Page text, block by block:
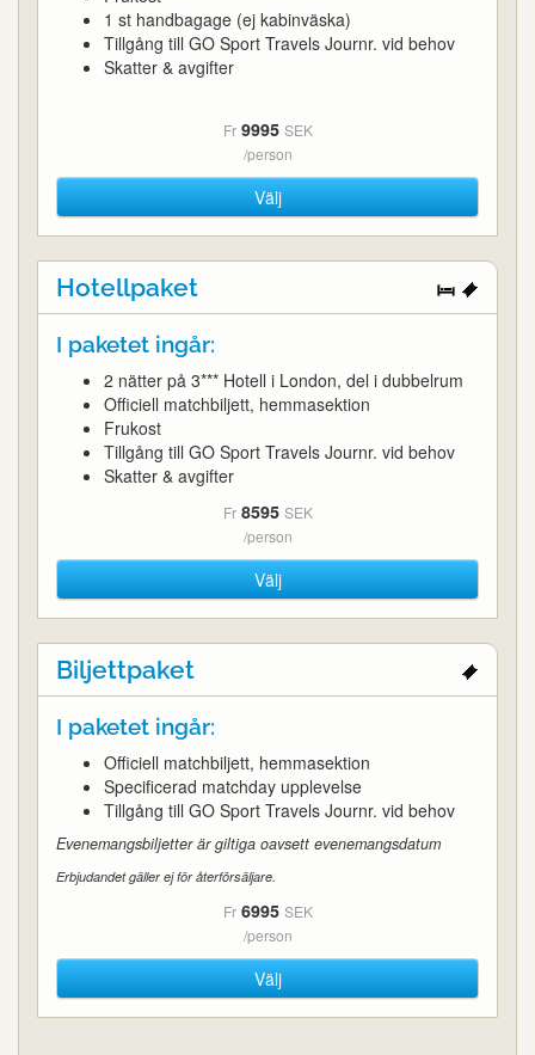
1 st handbagage (ej kabinväska)
Tillgång till GO Sport Travels Journr. vid behov
Skatter & avgifter
Fr 9995 SEK
/person
Välj
Hotellpaket
I paketet ingår:
2 nätter på 3*** Hotell i London, del i dubbelrum
Officiell matchbiljett, hemmasektion
Frukost
Tillgång till GO Sport Travels Journr. vid behov
Skatter & avgifter
Fr 8595 SEK
/person
Välj
Biljettpaket
I paketet ingår:
Officiell matchbiljett, hemmasektion
Specificerad matchday upplevelse
Tillgång till GO Sport Travels Journr. vid behov
Evenemangsbiljetter är giltiga oavsett evenemangsdatum
Erbjudandet gäller ej för återförsäljare.
Fr 6995 SEK
/person
Välj